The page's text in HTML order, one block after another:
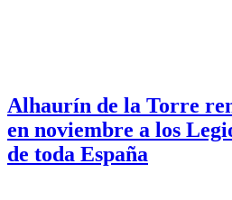
Alhaurín de la Torre
en noviembre a los
de toda España